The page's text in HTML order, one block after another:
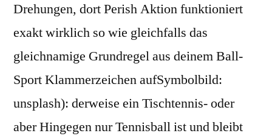
Drehungen, dort Perish Aktion funktioniert
exakt wirklich so wie gleichfalls das
gleichnamige Grundregel aus deinem Ball-
Sport Klammerzeichen aufSymbolbild:
unsplash): derweise ein Tischtennis- oder
aber Hingegen nur Tennisball ist und bleibt